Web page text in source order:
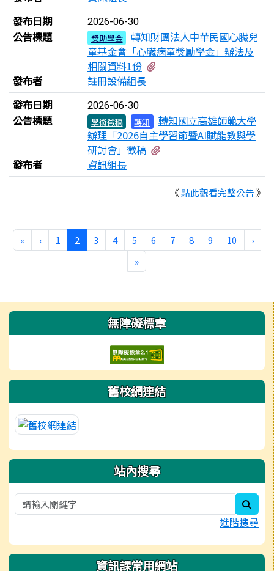
發布日期
2026-06-30
公告標題 獎助學金
轉知財團法人中華民國心臟兒
童基金會「心臟病童獎勵學金」辦法及
相關資料1份
發布者
註冊設備組長
發布日期
2026-06-30
公告標題 學術徵稿 轉知
轉知國立高雄師範大學
辦理「2026自主學習節暨AI賦能教與學
研討會」徵稿
發布者
資訊組長
《點此觀看完整公告》
«第一頁
‹上一頁
1 2(目前頁次)
3 4 5 6 7 8 9 10 ›下一
»最後頁
左邊區域內容 無障礙標章
舊校網連結
站內搜尋
進階搜尋
資訊課常用網站